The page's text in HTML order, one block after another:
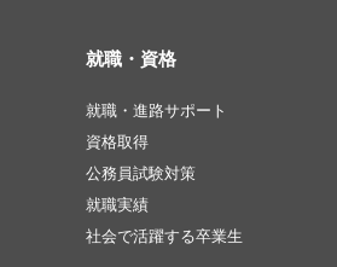
就職・資格
就職・進路サポート
資格取得
公務員試験対策
就職実績
社会で活躍する卒業生